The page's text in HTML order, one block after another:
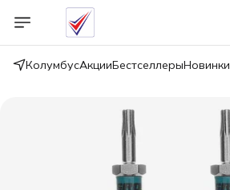
КолумбусАкцииБестселлерыНовинки